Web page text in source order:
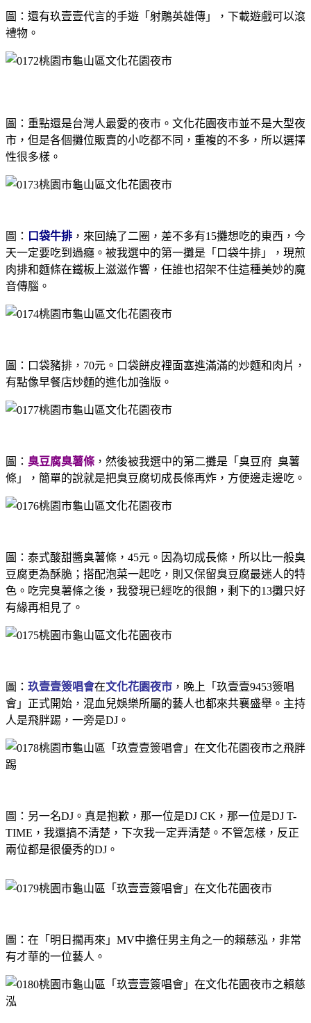
圖：還有玖壹壹代言的手遊「射鵰英雄傳」，下載遊戲可以滾
禮物。
圖：重點還是台灣人最愛的夜市。文化花園夜市並不是大型夜
市，但是各個攤位販賣的小吃都不同，重複的不多，所以選擇
性很多樣。
圖： 口袋牛排 ，來回繞了二圈，差不多有15攤想吃的東西 ，今
天一定要吃到過癮。被我選中的第一攤是「口袋牛排」，現煎
肉排和麵條在鐵板上滋滋作響，任誰也招架不住這種美妙的魔
音傳腦。
圖：口袋豬排，70元。口袋餅皮裡面塞進滿滿的炒麵和肉片，
有點像早餐店炒麵的進化加強版。
圖： 臭豆腐臭薯條 ，然後被我選中的第二攤是「臭豆府 臭薯
條」，簡單的說就是把臭豆腐切成長條再炸，方便邊走邊吃。
圖：泰式酸甜醬臭薯條，45元。因為切成長條，所以比一般臭
豆腐更為酥脆；搭配泡菜一起吃，則又保留臭豆腐最迷人的特
色。吃完臭薯條之後，我發現已經吃的很飽，剩下的13攤只好
有緣再相見了。
圖： 玖壹壹簽唱會在文化花園夜市 ，晚上「玖壹壹9453簽唱
會」正式開始，混血兒娛樂所屬的藝人也都來共襄盛舉。主持
人是飛胖踢，一旁是DJ。
圖：另一名DJ。真是抱歉，那一位是DJ CK，那一位是DJ T-
TIME，我還搞不清楚，下次我一定弄清楚。不管怎樣，反正
兩位都是很優秀的DJ。
圖：在「明日擱再來」MV中擔任男主角之一的賴慈泓，非常
有才華的一位藝人。